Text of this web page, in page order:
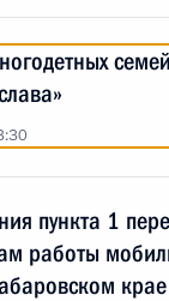
пункта 1
работы
крае